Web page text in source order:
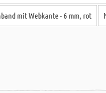
mit Webkante - 6 mm, rot